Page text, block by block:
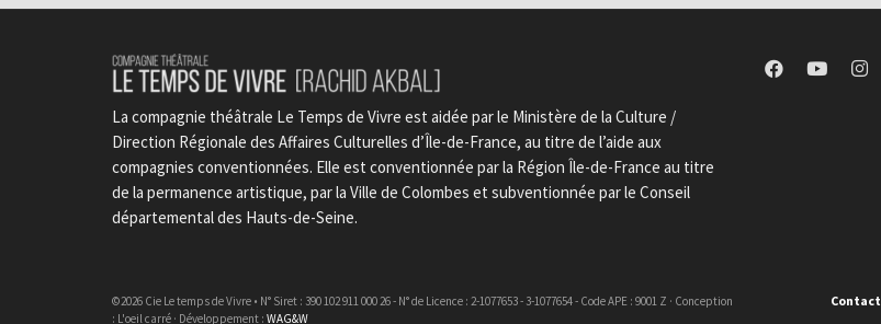
La compagnie théâtrale Le Temps de Vivre est aidée par le Ministère de la Culture /
Direction Régionale des Affaires Culturelles d’Île-de-France, au titre de l’aide aux
compagnies conventionnées. Elle est conventionnée par la Région Île-de-France au titre
de la permanence artistique, par la Ville de Colombes et subventionnée par le Conseil
départemental des Hauts-de-Seine.
©2026 Cie Le temps de Vivre • N° Siret : 390 102 911 000 26 - N° de Licence : 2-1077653 - 3-1077654 - Code APE : 9001 Z · Conception
: L'oeil carré · Développement : WAG&W
Contact